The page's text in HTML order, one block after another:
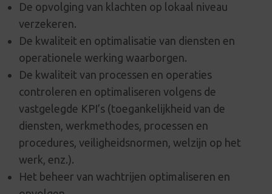
De opvolging van klachten op lokaal niveau
verzekeren.
De kwaliteit en optimalisatie van diensten en
operationele werking waarborgen.
De kwaliteit van processen en operaties
controleren en optimaliseren volgens de
vastgelegde KPI’s (toegankelijkheid van de
diensten, werkmethodes, processen en
procedures, veiligheidsnormen, welzijn op het
werk, enz.).
Het beheer van wachtrijen optimaliseren en